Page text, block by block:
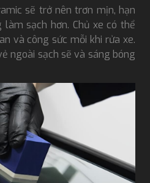
sẽ trở nên trơn mịn, hạn
sạch hơn. Chủ xe có thể
và công sức mỗi khi rửa xe.
ngoài sạch sẽ và sáng bóng